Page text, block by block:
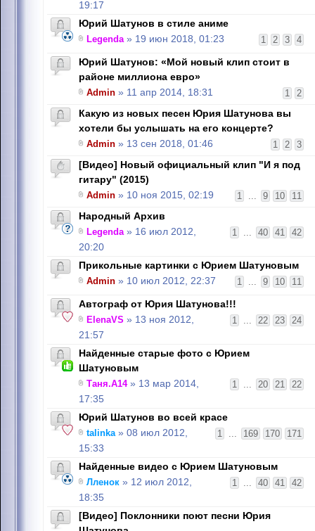
19:17
Юрий Шатунов в стиле аниме
1 2 3 4
Legenda» 19 июн 2018, 01:23
Юрий Шатунов: «Мой новый клип стоит в
районе миллиона евро»
1 2
Admin » 11 апр 2014, 18:31
Какую из новых песен Юрия Шатунова вы
хотели бы услышать на его концерте?
1 2 3
Admin » 13 сен 2018, 01:46
[Видео] Новый официальный клип "И я под
гитару" (2015)
1 ... 9 10 11
Admin » 10 ноя 2015, 02:19
Народный Архив
1 ... 40 41 42
Legenda» 16 июл 2012,
20:20
Прикольные картинки с Юрием Шатуновым
1 ... 9 10 11
Admin » 10 июл 2012, 22:37
Автограф от Юрия Шатунова!!!
1 ... 22 23 24
ElenaVS » 13 ноя 2012,
21:57
Найденные старые фото с Юрием
Шатуновым
1 ... 20 21 22
Таня.А14» 13 мар 2014,
17:35
Юрий Шатунов во всей красе
1 ... 169 170 171
talinka» 08 июл 2012,
15:33
Найденные видео с Юрием Шатуновым
1 ... 40 41 42
Лленок » 12 июл 2012,
18:35
[Видео] Поклонники поют песни Юрия